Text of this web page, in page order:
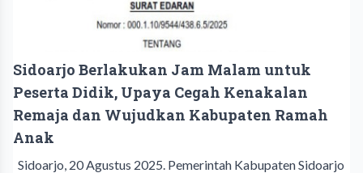
Sidoarjo Berlakukan Jam Malam untuk
Peserta Didik, Upaya Cegah Kenakalan
Remaja dan Wujudkan Kabupaten Ramah
Anak
Sidoarjo, 20 Agustus 2025. Pemerintah Kabupaten Sidoarjo